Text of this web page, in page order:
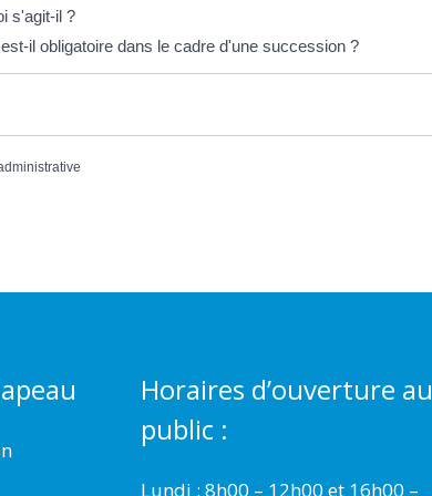
s'agit-il ?
il obligatoire dans le cadre d'une succession ?
Horaires d’ouverture au
public :
Lundi : 8h00 – 12h00 et 16h00 –